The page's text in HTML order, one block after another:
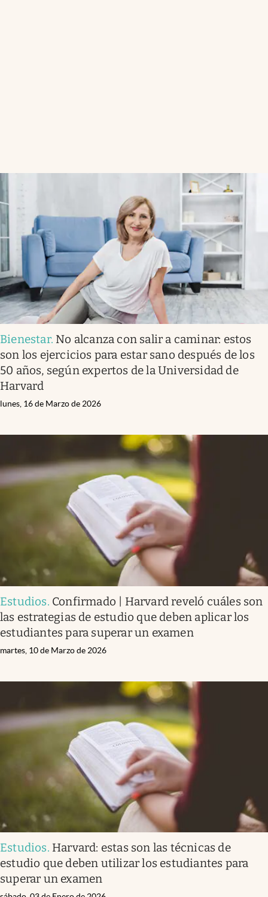
Bienestar. No alcanza con salir a caminar: estos
son los ejercicios para estar sano después de los
50 años, según expertos de la Universidad de
Harvard
lunes, 16 de Marzo de 2026
Estudios. Confirmado | Harvard reveló cuáles son
las estrategias de estudio que deben aplicar los
estudiantes para superar un examen
martes, 10 de Marzo de 2026
Estudios. Harvard: estas son las técnicas de
estudio que deben utilizar los estudiantes para
superar un examen